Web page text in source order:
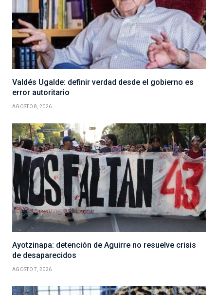
Valdés Ugalde: definir verdad desde el gobierno es
error autoritario
AGOSTO 8, 2026
Ayotzinapa: detención de Aguirre no resuelve crisis
de desaparecidos
AGOSTO 7, 2026